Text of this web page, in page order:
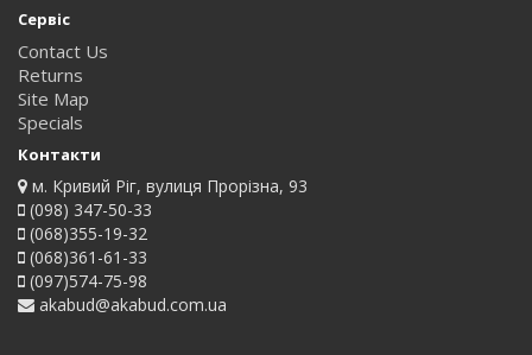
Сервіс
Contact Us
Returns
Site Map
Specials
Контакти
м. Кривий Ріг, вулиця Прорізна, 93
(098) 347-50-33
(068)355-19-32
(068)361-61-33
(097)574-75-98
akabud@akabud.com.ua